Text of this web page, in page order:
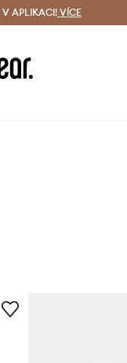
i do 24 h
V APLIKACI! VÍCE